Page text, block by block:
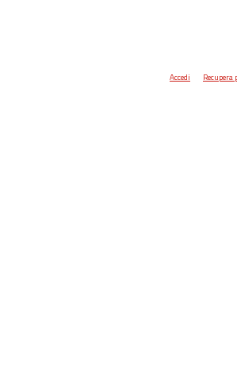
Accedi Recupera